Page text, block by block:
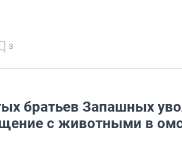
3
братьев Запашных
с животными в